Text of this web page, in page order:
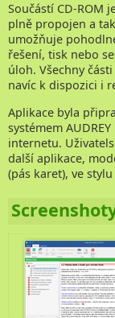
Součástí CD-ROM
plně propojen a
umožňuje
řešení, tisk nebo
úloh. Všechny
navíc k dispozici i
Aplikace byla
systémem
internetu.
další aplikace,
(pás karet), ve